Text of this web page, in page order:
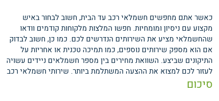
כאשר אתם מחפשים חשמלאי רכב עד הבית, חשוב לבחור באיש
מקצוע עם ניסיון ומומחיות. חפשו המלצות מלקוחות קודמים וודאו
שהחשמלאי מציע את השירותים הנדרשים לכם. כמו כן, חשוב לבדוק
אם הוא מספק שירותים נוספים, כמו תמיכה טכנית או אחריות על
התיקונים שביצע. השוואת מחירים בין מספר חשמלאים ניידים עשויה
לעזור לכם למצוא את ההצעה המשתלמת ביותר.
סיכום
שירותי חשמלאי רכב